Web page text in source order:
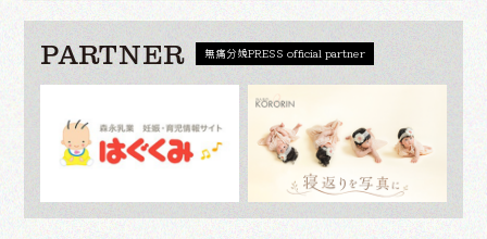
PARTNER 無痛分娩PRESS official partner